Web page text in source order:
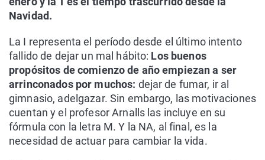
Navidad.
La I representa el período desde el último intento
fallido de dejar un mal hábito: Los buenos
propósitos de comienzo de año empiezan a ser
arrinconados por muchos: dejar de fumar, ir al
gimnasio, adelgazar. Sin embargo, las motivaciones
cuentan y el profesor Arnalls las incluye en su
fórmula con la letra M. Y la NA, al final, es la
necesidad de actuar para cambiar la vida.